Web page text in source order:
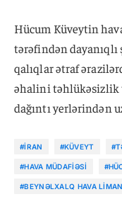
Hücum Küveytin
tərəfindən dayanıqlı
qalıqlar ətraf
əhalini təhlükəsizlik
dağıntı yerlərindən
#İRAN #KÜVEYT
#HAVA MÜDAFIƏSI
#BEYNƏLXALQ HAVA